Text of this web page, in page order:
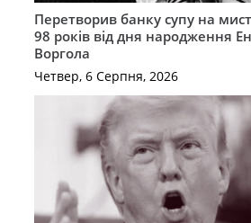
Перетворив банку супу на
98 років від дня народження
Воргола
Четвер, 6 Серпня, 2026